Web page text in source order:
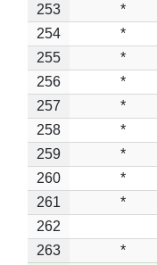
253
*
254
*
255
*
256
*
257
*
258
*
259
*
260
*
261
*
262
263
*